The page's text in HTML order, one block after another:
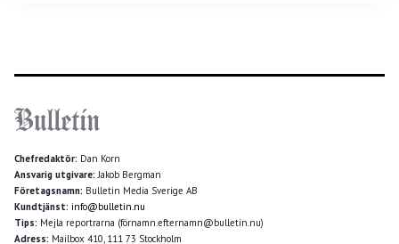
Chefredaktör: Dan Korn
Ansvarig utgivare: Jakob Bergman
Företagsnamn: Bulletin Media Sverige AB
Kundtjänst: info@bulletin.nu
Tips: Mejla reportrarna (förnamn.efternamn@bulletin.nu)
Adress: Mailbox 410, 111 73 Stockholm